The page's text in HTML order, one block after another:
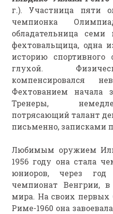
г.). Участница пяти
чемпионка
обладательница семи
фехтовальщица, одна
историю спортивного
глухой.
компенсировался
Фехтованием начала
Тренеры,
потрясающий талант
письменно, записками
Любимым оружием
1956 году она стала
юниоров, через год
чемпионат Венгрии,
мира. На своих
Риме-1960 она